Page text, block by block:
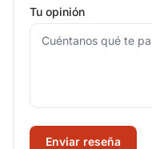
Tu opinión
Enviar reseña